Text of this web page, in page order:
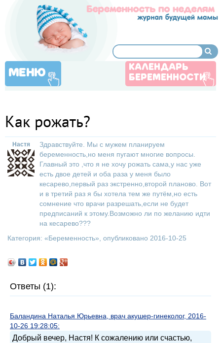
МЕНЮ
КАЛЕНДАРЬ
БЕРЕМЕННОСТИ
Как рожать?
Настя
Здравствуйте. Мы с мужем планируем
беременность,но меня пугают многие вопросы.
Главный это ,что я не хочу рожать сама,у нас уже
есть двое детей и оба раза у меня было
кесарево,первый раз экстренно,второй планово. Вот
и в третий раз я бы хотела тем же путём,но есть
сомнение что врачи разрешать,если не будет
предписаний к этому.Возможно ли по желанию идти
на кесарево???
Категория: «Беременность», опубликовано 2016-10-25
Ответы (1):
Баландина Наталья Юрьевна, врач акушер-гинеколог, 2016-
10-26 19:28:05:
Добрый вечер, Настя! К сожалению или счастью,